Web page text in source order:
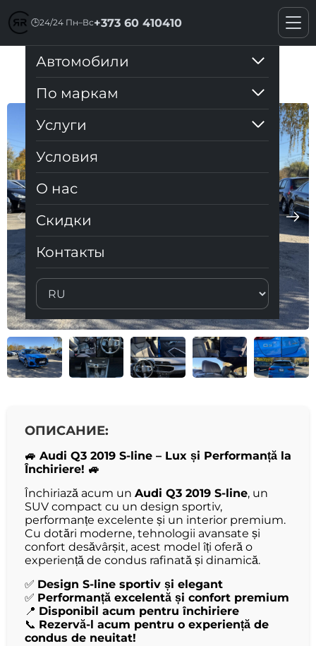
🕒24/24 Пн–Вс+373 60 410410
Автомобили
По маркам
Услуги
Условия
О нас
Cкидки
Контакты
Audi Q3 2019 S-line
ОПИСАНИЕ:
🚙 Audi Q3 2019 S-line – Lux și Performanță la
Închiriere! 🚙
Închiriază acum un Audi Q3 2019 S-line, un
SUV compact cu un design sportiv,
performanțe excelente și un interior premium.
Cu dotări moderne, tehnologii avansate și
confort desăvârșit, acest model îți oferă o
experiență de condus rafinată și dinamică.
✅ Design S-line sportiv și elegant
✅ Performanță excelentă și confort premium
📍 Disponibil acum pentru închiriere
📞 Rezervă-l acum pentru o experiență de
condus de neuitat!